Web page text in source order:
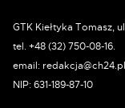
GTK Kiełtyka Tomasz,
tel. +48 (32) 750-08-16.
email: redakcja@ch24.pl
NIP: 631-189-87-10